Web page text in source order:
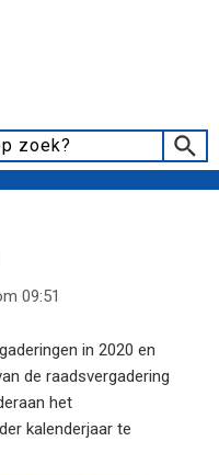
09:51
in 2020 en
de raadsvergadering
het
kalenderjaar te